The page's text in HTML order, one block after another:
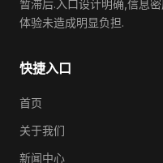
暂滞后.入口设计明确,信息
体验未造成明显负担.
快捷入口
首页
关于我们
新闻中心